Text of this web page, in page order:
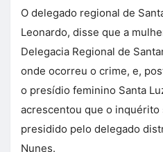
O delegado regional de
Leonardo, disse que a
Delegacia Regional de
onde ocorreu o crime, e,
o presídio feminino Santa
acrescentou que o inquérito
presidido pelo delegado
Nunes.